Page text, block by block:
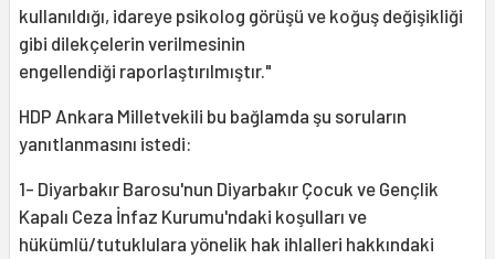
kullanıldığı, idareye psikolog görüşü ve koğuş değişikliği
gibi dilekçelerin verilmesinin
engellendiği raporlaştırılmıştır."
HDP Ankara Milletvekili bu bağlamda şu soruların
yanıtlanmasını istedi:
1- Diyarbakır Barosu'nun Diyarbakır Çocuk ve Gençlik
Kapalı Ceza İnfaz Kurumu'ndaki koşulları ve
hükümlü/tutuklulara yönelik hak ihlalleri hakkındaki